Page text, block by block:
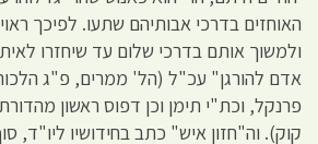
האוחזים בדרכי אבותיהם שתעו. לפיכך
ולמשוך אותם בדרכי שלום עד שיחזרו
אדם להורגן" עכ"ל (הל' ממרים, פ"ג
פרנקל, וכת"י תימן וכן דפוס ראשון
קוק). וה"חזון איש" כתב בחידושיו ליו"ד,